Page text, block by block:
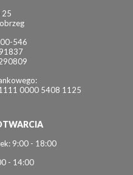
25
546
0000 5408 1125
9:00 - 18:00
- 14:00